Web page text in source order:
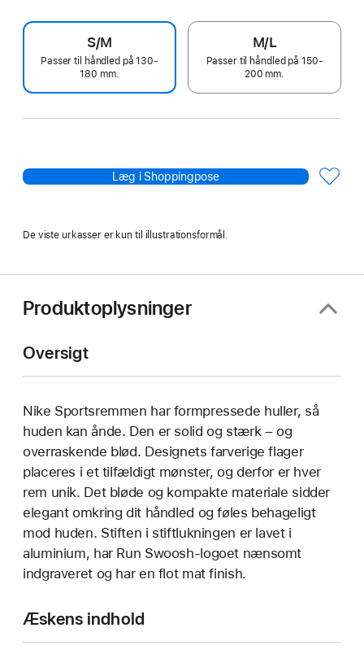
S/M
Passer til håndled på 130-
180 mm.
M/L
Passer til håndled på 150-
200 mm.
Læg i Shoppingpose
De viste urkasser er kun til illustrationsformål.
Produktoplysninger
Oversigt
Nike Sportsremmen har formpressede huller, så
huden kan ånde. Den er solid og stærk – og
overraskende blød. Designets farverige flager
placeres i et tilfældigt mønster, og derfor er hver
rem unik. Det bløde og kompakte materiale sidder
elegant omkring dit håndled og føles behageligt
mod huden. Stiften i stiftlukningen er lavet i
aluminium, har Run Swoosh-logoet nænsomt
indgraveret og har en flot mat finish.
Æskens indhold